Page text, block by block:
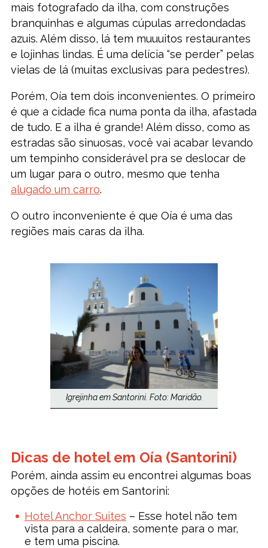
mais fotografado da ilha, com construções
branquinhas e algumas cúpulas arredondadas
azuis. Além disso, lá tem muuuitos restaurantes
e lojinhas lindas. É uma delícia “se perder” pelas
vielas de lá (muitas exclusivas para pedestres).
Porém, Oía tem dois inconvenientes. O primeiro
é que a cidade fica numa ponta da ilha, afastada
de tudo. E a ilha é grande! Além disso, como as
estradas são sinuosas, você vai acabar levando
um tempinho considerável pra se deslocar de
um lugar para o outro, mesmo que tenha
alugado um carro.
O outro inconveniente é que Oía é uma das
regiões mais caras da ilha.
Igrejinha em Santorini. Foto: Maridão.
Dicas de hotel em Oía (Santorini)
Porém, ainda assim eu encontrei algumas boas
opções de hotéis em Santorini:
Hotel Anchor Suites – Esse hotel não tem
vista para a caldeira, somente para o mar,
e tem uma piscina.